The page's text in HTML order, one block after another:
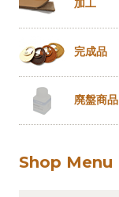
加工
完成品
廃盤商品
Shop Menu